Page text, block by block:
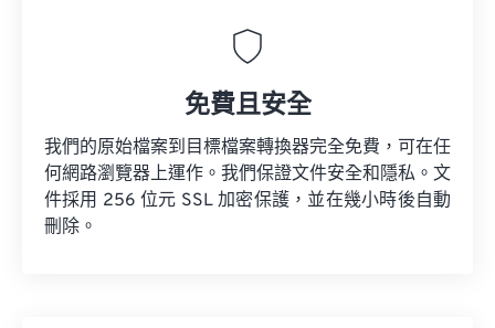
免費且安全
我們的原始檔案到目標檔案轉換器完全免費，可在任
何網路瀏覽器上運作。我們保證文件安全和隱私。文
件採用 256 位元 SSL 加密保護，並在幾小時後自動
刪除。